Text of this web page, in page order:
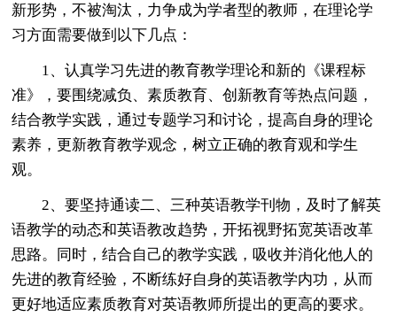
新形势，不被淘汰，力争成为学者型的教师，在理论学
习方面需要做到以下几点：
1、认真学习先进的教育教学理论和新的《课程标
准》，要围绕减负、素质教育、创新教育等热点问题，
结合教学实践，通过专题学习和讨论，提高自身的理论
素养，更新教育教学观念，树立正确的教育观和学生
观。
2、要坚持通读二、三种英语教学刊物，及时了解英
语教学的动态和英语教改趋势，开拓视野拓宽英语改革
思路。同时，结合自己的教学实践，吸收并消化他人的
先进的教育经验，不断练好自身的英语教学内功，从而
更好地适应素质教育对英语教师所提出的更高的要求。